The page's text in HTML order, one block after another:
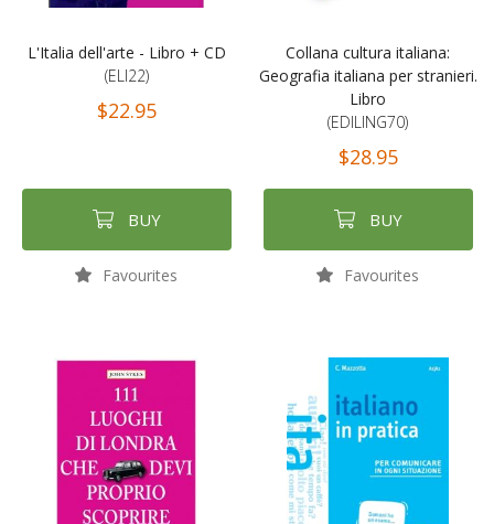
L'Italia dell'arte - Libro + CD
(ELI22)
$22.95
BUY
Favourites
Collana cultura italiana:
Geografia italiana per stranieri.
Libro
(EDILING70)
$28.95
BUY
Favourites